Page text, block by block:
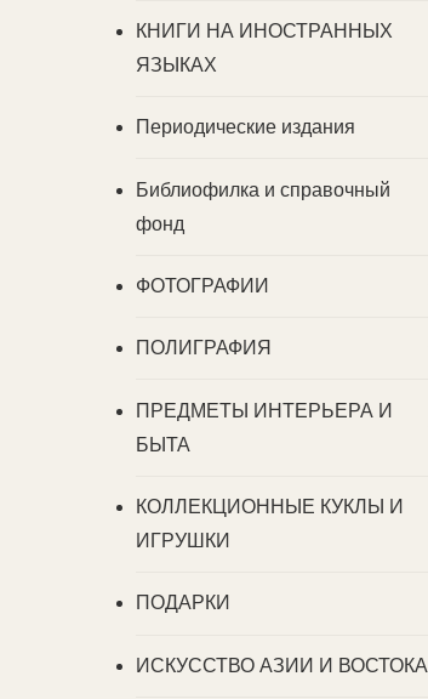
КНИГИ НА ИНОСТРАННЫХ
ЯЗЫКАХ
Периодические издания
Библиофилка и справочный
фонд
ФОТОГРАФИИ
ПОЛИГРАФИЯ
ПРЕДМЕТЫ ИНТЕРЬЕРА И
БЫТА
КОЛЛЕКЦИОННЫЕ КУКЛЫ И
ИГРУШКИ
ПОДАРКИ
ИСКУССТВО АЗИИ И ВОСТОКА